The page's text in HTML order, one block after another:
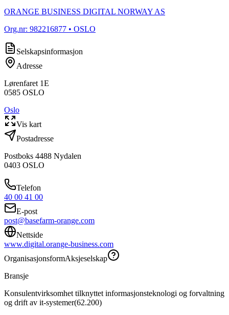
ORANGE BUSINESS DIGITAL NORWAY AS
Org.nr: 982216877 • OSLO
Selskapsinformasjon
Adresse
Lørenfaret 1E
0585 OSLO
Oslo
Vis kart
Postadresse
Postboks 4488 Nydalen
0403 OSLO
Telefon
40 00 41 00
E-post
post@basefarm-orange.com
Nettside
www.digital.orange-business.com
OrganisasjonsformAksjeselskap
Bransje
Konsulentvirksomhet tilknyttet informasjonsteknologi og forvaltning
og drift av it-systemer(62.200)